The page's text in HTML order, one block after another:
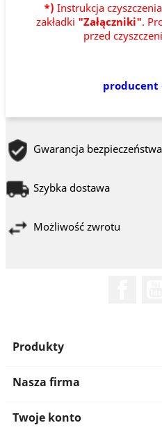
*) Instrukcja
zakładki "Załączniki".
przed
producent
Gwarancja bezpieczeństwa
Szybka dostawa
Możliwość zwrotu
Produkty
Nasza firma
Twoje konto